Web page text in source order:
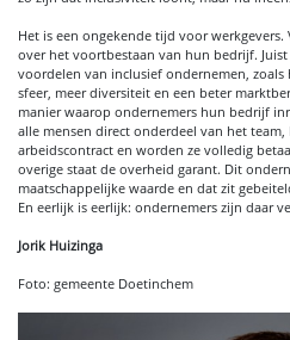
Het is een ongekende tijd voor
over het voortbestaan van hun bedrijf.
voordelen van inclusief ondernemen,
sfeer, meer diversiteit en een beter
manier waarop ondernemers hun bedrijf
alle mensen direct onderdeel van het
arbeidscontract en worden ze volledig
overige staat de overheid garant. Dit
maatschappelijke waarde en dat zit
En eerlijk is eerlijk: ondernemers zijn daar
Jorik Huizinga
Foto: gemeente Doetinchem